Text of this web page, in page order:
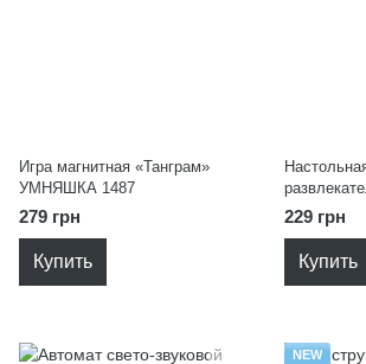
Игра магнитная «Танграм»
УМНЯШКА 1487
279 грн
Купить
Vladi Toys
229 грн
Купить
NEW